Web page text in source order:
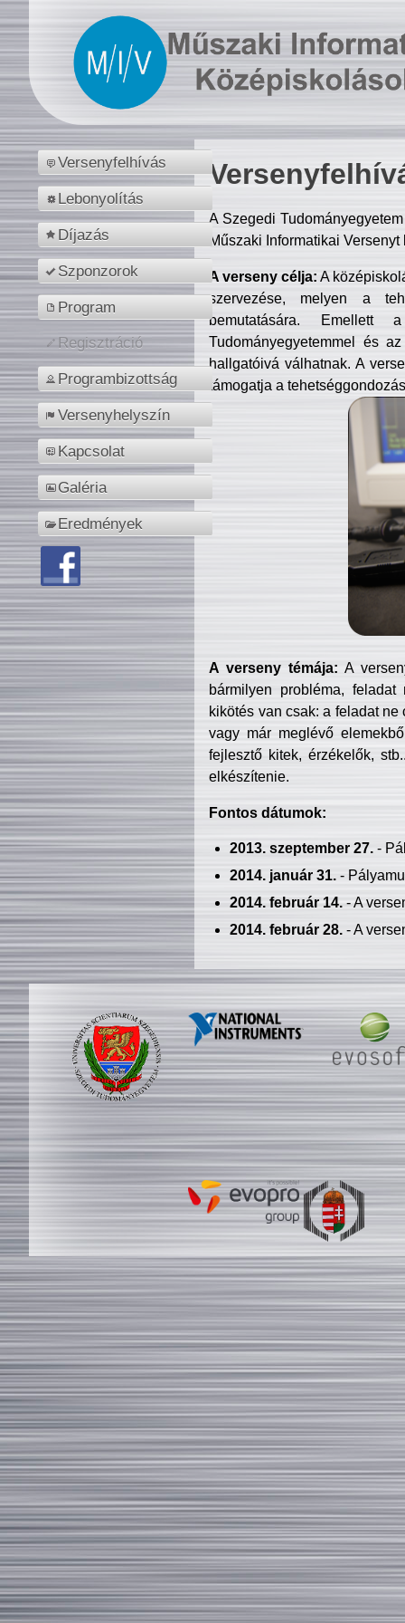
Versenyfelhívás
Lebonyolítás
Díjazás
Szponzorok
Program
Regisztráció
Programbizottság
Versenyhelyszín
Kapcsolat
Galéria
Eredmények
A Szegedi
Műszaki Informatikai
A verseny célja: A
szervezése, melyen a
bemutatására. Emellett
Tudományegyetemmel és
hallgatóivá válhatnak. A
támogatja a
A verseny témája: A
bármilyen probléma, feladat
kikötés van csak: a feladat
vagy már meglévő
fejlesztő kitek, érzékelők,
elkészítenie.
Fontos dátumok:
2013. szeptember 27.-
2014. január 31.-
2014. február 14.- A
2014. február 28.- A